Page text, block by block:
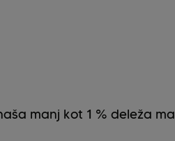
manj kot 1 % deleža